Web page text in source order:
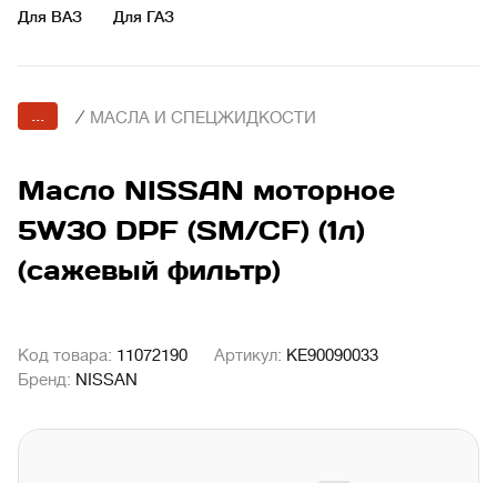
Для ВАЗ
Для ГАЗ
... / МАСЛА И СПЕЦЖИДКОСТИ
Масло NISSAN моторное
5W30 DPF (SM/CF) (1л)
(сажевый фильтр)
Код товара: 11072190 Артикул: KE90090033
Бренд: NISSAN